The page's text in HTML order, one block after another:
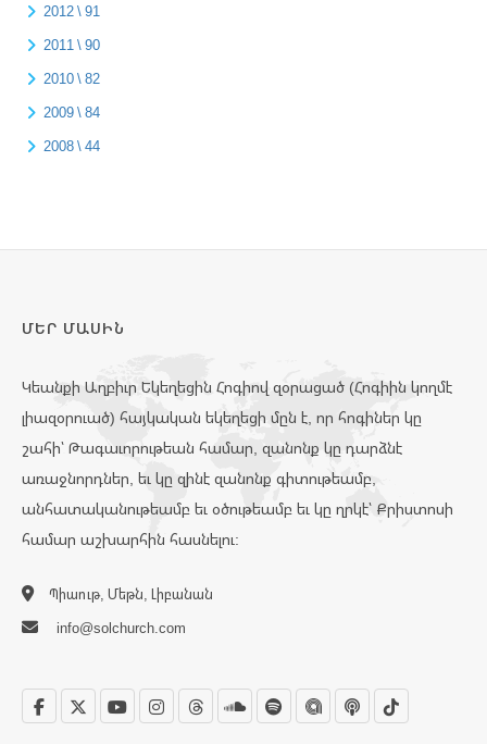
2012 \ 91
2011 \ 90
2010 \ 82
2009 \ 84
2008 \ 44
ՄԵՐ ՄԱՍԻՆ
Կեանքի Աղբիւր Եկեղեցին Հոգիով զօրացած (Հոգիին կողմէ
լիազօրուած) հայկական եկեղեցի մըն է, որ հոգիներ կը
շահի՝ Թագաւորութեան համար, զանոնք կը դարձնէ
առաջնորդներ, եւ կը զինէ զանոնք գիտութեամբ,
անհատականութեամբ եւ օծութեամբ եւ կը ղրկէ՝ Քրիստոսի
համար աշխարհին հասնելու:
Պիաութ, Մեթն, Լիբանան
info@solchurch.com